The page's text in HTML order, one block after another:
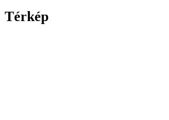
Térkép